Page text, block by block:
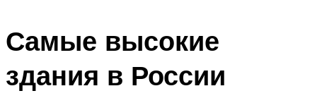
Самые высокие
здания в России